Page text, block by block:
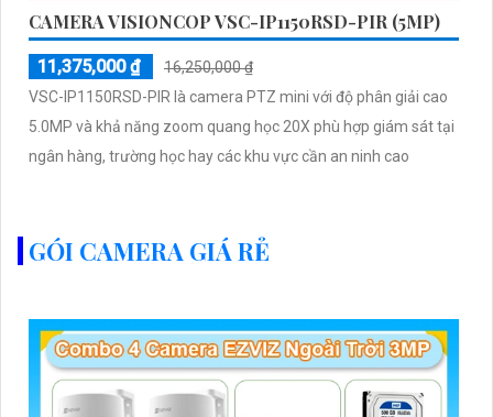
CAMERA VISIONCOP VSC-IP1150RSD-PIR (5MP)
11,375,000 ₫
16,250,000 ₫
VSC-IP1150RSD-PIR là camera PTZ mini với độ phân giải cao
5.0MP và khả năng zoom quang học 20X phù hợp giám sát tại
ngân hàng, trường học hay các khu vực cần an ninh cao
GÓI CAMERA GIÁ RẺ